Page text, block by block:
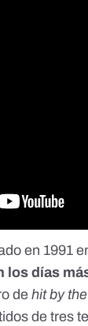
en 1991
los días
de hit by
de tres